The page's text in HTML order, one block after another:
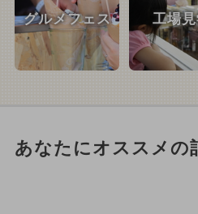
グルメフェス 工場
あなたにオススメの